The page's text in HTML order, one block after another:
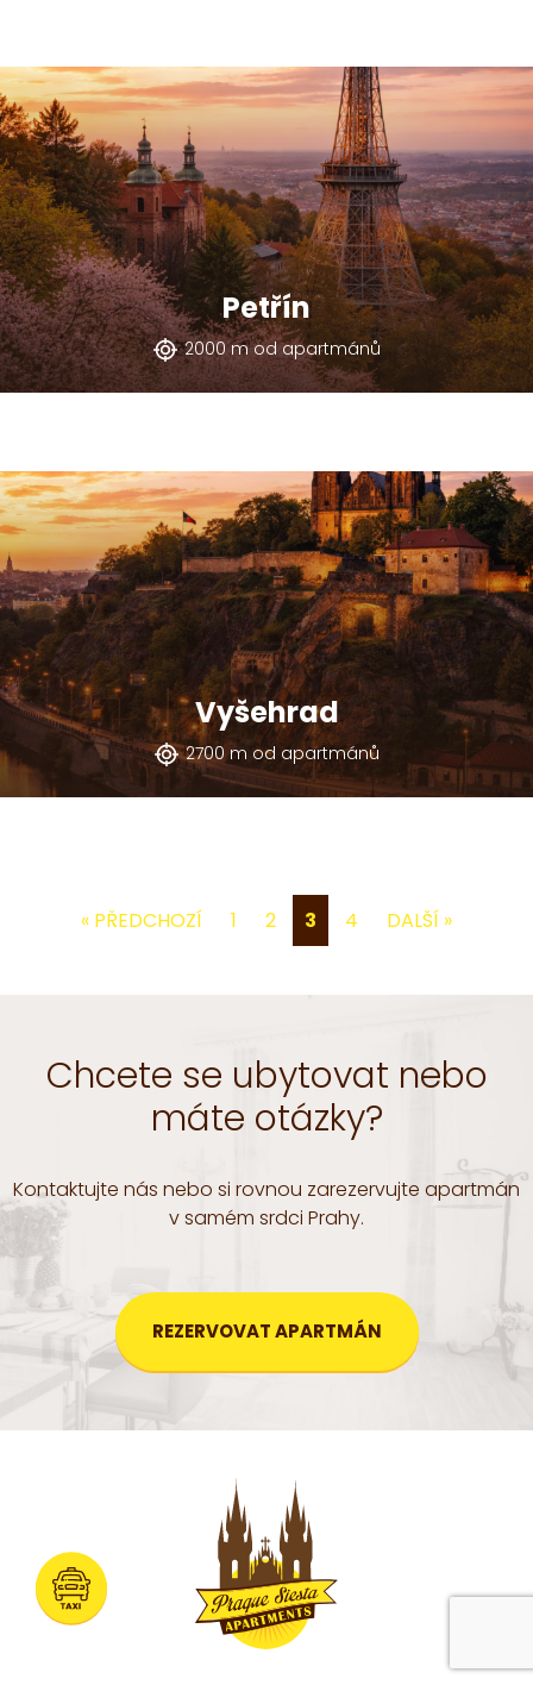
Petřín
2000 m od apartmánů
Vyšehrad
2700 m od apartmánů
« PŘEDCHOZÍ 1 2 3 4 DALŠÍ »
Chcete se ubytovat nebo
máte otázky?
Kontaktujte nás nebo si rovnou zarezervujte apartmán
v samém srdci Prahy.
REZERVOVAT APARTMÁN